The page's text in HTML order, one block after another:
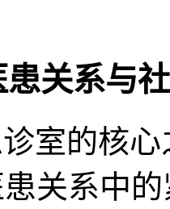
关系与
室的核
关系中